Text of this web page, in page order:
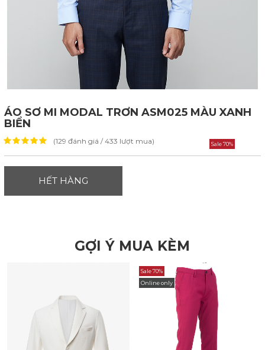
ÁO SƠ MI MODAL TRƠN ASM025 MÀU XANH
BIỂN
Sale 70%
(129 đánh giá / 433 lượt mua)
HẾT HÀNG
GỢI Ý MUA KÈM
Sale 70%
Online only